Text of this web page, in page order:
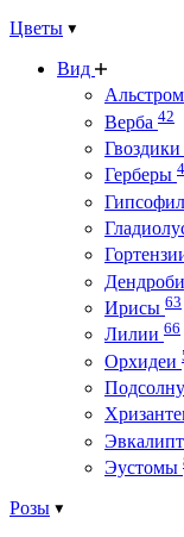
Цветы
Вид
Верба 42
Гвоздики
Герберы
Ирисы 63
Лилии 66
Орхидеи
Эвкалипт
Эустомы
Розы